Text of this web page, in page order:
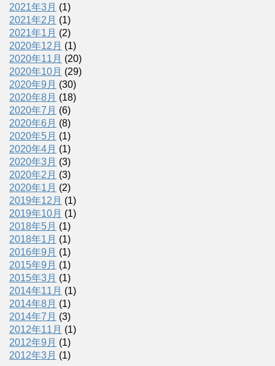
2021年3月 (1)
2021年2月 (1)
2021年1月 (2)
2020年12月 (1)
2020年11月 (20)
2020年10月 (29)
2020年9月 (30)
2020年8月 (18)
2020年7月 (6)
2020年6月 (8)
2020年5月 (1)
2020年4月 (1)
2020年3月 (3)
2020年2月 (3)
2020年1月 (2)
2019年12月 (1)
2019年10月 (1)
2018年5月 (1)
2018年1月 (1)
2016年9月 (1)
2015年9月 (1)
2015年3月 (1)
2014年11月 (1)
2014年8月 (1)
2014年7月 (3)
2012年11月 (1)
2012年9月 (1)
2012年3月 (1)